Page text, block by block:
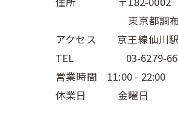
東京都調布市仙
アクセス 京王線仙川駅
TEL 03-6279-
営業時間 11:00 - 22:00
休業日 金曜日